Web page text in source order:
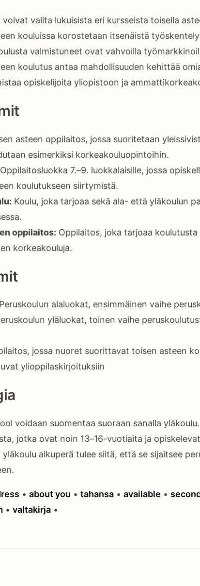
voivat valita lukuisista eri kursseista toisella
kouluissa korostetaan itsenäistä
valmistuneet ovat vahvoilla
koulutus antaa mahdollisuuden kehittää
opiskelijoita yliopistoon ja
asteen oppilaitos, jossa suoritetaan
esimerkiksi korkeakouluopintoihin.
Oppilaitosluokka 7.–9. luokkalaisille, jossa
koulutukseen siirtymistä.
Koulu, joka tarjoaa sekä ala- että yläkoulun
oppilaitos: Oppilaitos, joka tarjoaa
korkeakouluja.
Peruskoulun alaluokat, ensimmäinen vaihe
yläluokat, toinen vaihe
jossa nuoret suorittavat toisen asteen
ylioppilaskirjoituksiin
voidaan suomentaa suoraan sanalla
jotka ovat noin 13–16-vuotiaita ja
yläkoulu alkuperä tulee siitä, että se sijaitsee
• about you • tahansa • available •
• valtakirja •